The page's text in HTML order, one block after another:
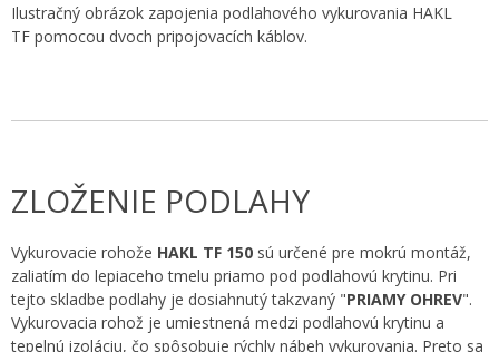
Ilustračný obrázok zapojenia podlahového vykurovania HAKL
TF pomocou dvoch pripojovacích káblov.
ZLOŽENIE PODLAHY
Vykurovacie rohože HAKL TF 150 sú určené pre mokrú montáž,
zaliatím do lepiaceho tmelu priamo pod podlahovú krytinu. Pri
tejto skladbe podlahy je dosiahnutý takzvaný "PRIAMY OHREV".
Vykurovacia rohož je umiestnená medzi podlahovú krytinu a
tepelnú izoláciu, čo spôsobuje rýchly nábeh vykurovania. Preto sa